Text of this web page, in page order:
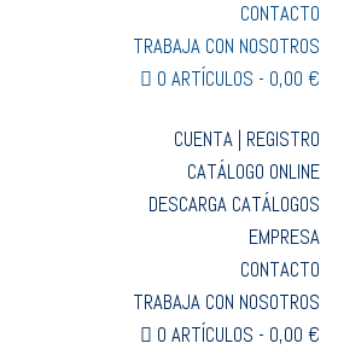
CONTACTO
TRABAJA CON NOSOTROS
0 ARTÍCULOS
0,00 €
CUENTA | REGISTRO
CATÁLOGO ONLINE
DESCARGA CATÁLOGOS
EMPRESA
CONTACTO
TRABAJA CON NOSOTROS
0 ARTÍCULOS
0,00 €